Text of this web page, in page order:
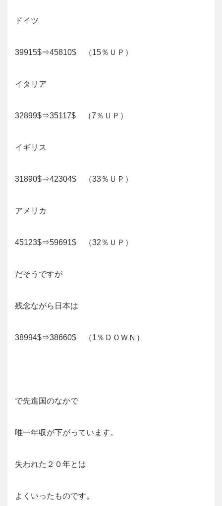
ドイツ
39915$⇒45810$ （15％ＵＰ）
イタリア
32899$⇒35117$ （7％ＵＰ）
イギリス
31890$⇒42304$ （33％ＵＰ）
アメリカ
45123$⇒59691$ （32％ＵＰ）
だそうですが
残念ながら日本は
38994$⇒38660$ （1％ＤＯＷＮ）
で先進国のなかで
唯一年収が下がっています。
失われた２０年とは
よくいったものです。